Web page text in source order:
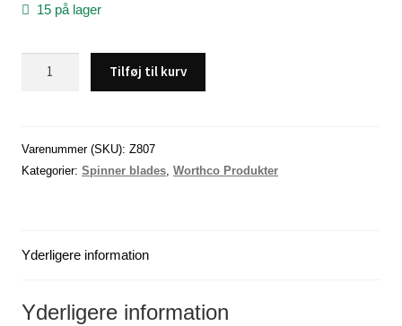
15 på lager
Orange),
Size
stk.
Tilføj til kurv
Varenummer (SKU):Z807
Kategorier:Spinner blades ,Worthco Produkter
Yderligere information
Yderligere information